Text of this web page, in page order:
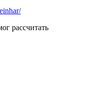
рассчитать